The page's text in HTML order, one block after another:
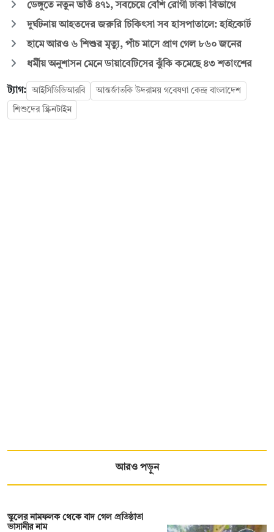
ডেঙ্গুতে নতুন ভর্তি ৪৭১, সবচেয়ে বেশি রোগী ঢাকা বিভাগে
দুর্ঘটনায় আহতদের জরুরি চিকিৎসা সব হাসপাতালে: হাইকোর্ট
হামে আরও ৬ শিশুর মৃত্যু, পাঁচ মাসে প্রাণ গেল ৮৬০ জনের
ধর্মীয় অনুশাসন মেনে ডায়াবেটিসের ঝুঁকি কমেছে ৪৩ শতাংশের
ট্যাগ: আইসিডিডিআরবি আন্তর্জাতকি উদরাময় গবেষণা কেন্দ্র বাংলাদেশ
শিশুদের স্ক্রিনটাইম
আরও পড়ুন
স্কুলের নামফলক থেকে বাদ গেল প্রতিষ্ঠাতা
ভাসানীর নাম